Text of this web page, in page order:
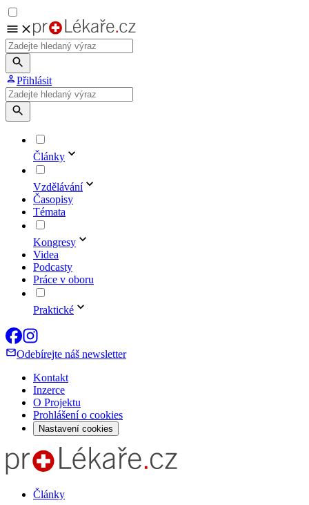
Přihlásit
Články
Vzdělávání
Časopisy
Témata
Kongresy
Videa
Podcasty
Práce v oboru
Praktické
Odebírejte náš newsletter
Kontakt
Inzerce
O Projektu
Prohlášení o cookies
Nastavení cookies
Články